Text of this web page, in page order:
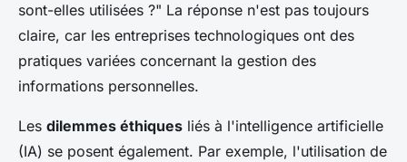
sont-elles utilisées ?" La réponse n'est pas toujours
claire, car les entreprises technologiques ont des
pratiques variées concernant la gestion des
informations personnelles.
Les dilemmes éthiques liés à l'intelligence artificielle
(IA) se posent également. Par exemple, l'utilisation de